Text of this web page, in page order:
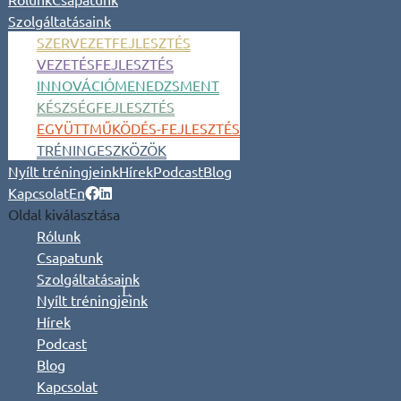
Szolgáltatásaink
SZERVEZETFEJLESZTÉS
VEZETÉSFEJLESZTÉS
INNOVÁCIÓMENEDZSMENT
KÉSZSÉGFEJLESZTÉS
EGYÜTTMŰKÖDÉS-FEJLESZTÉS
TRÉNINGESZKÖZÖK
Nyílt tréningjeinkHírekPodcastBlog
KapcsolatEn
Oldal kiválasztása
Rólunk
Csapatunk
Szolgáltatásaink
Nyílt tréningjeink
Hírek
Podcast
Blog
Kapcsolat